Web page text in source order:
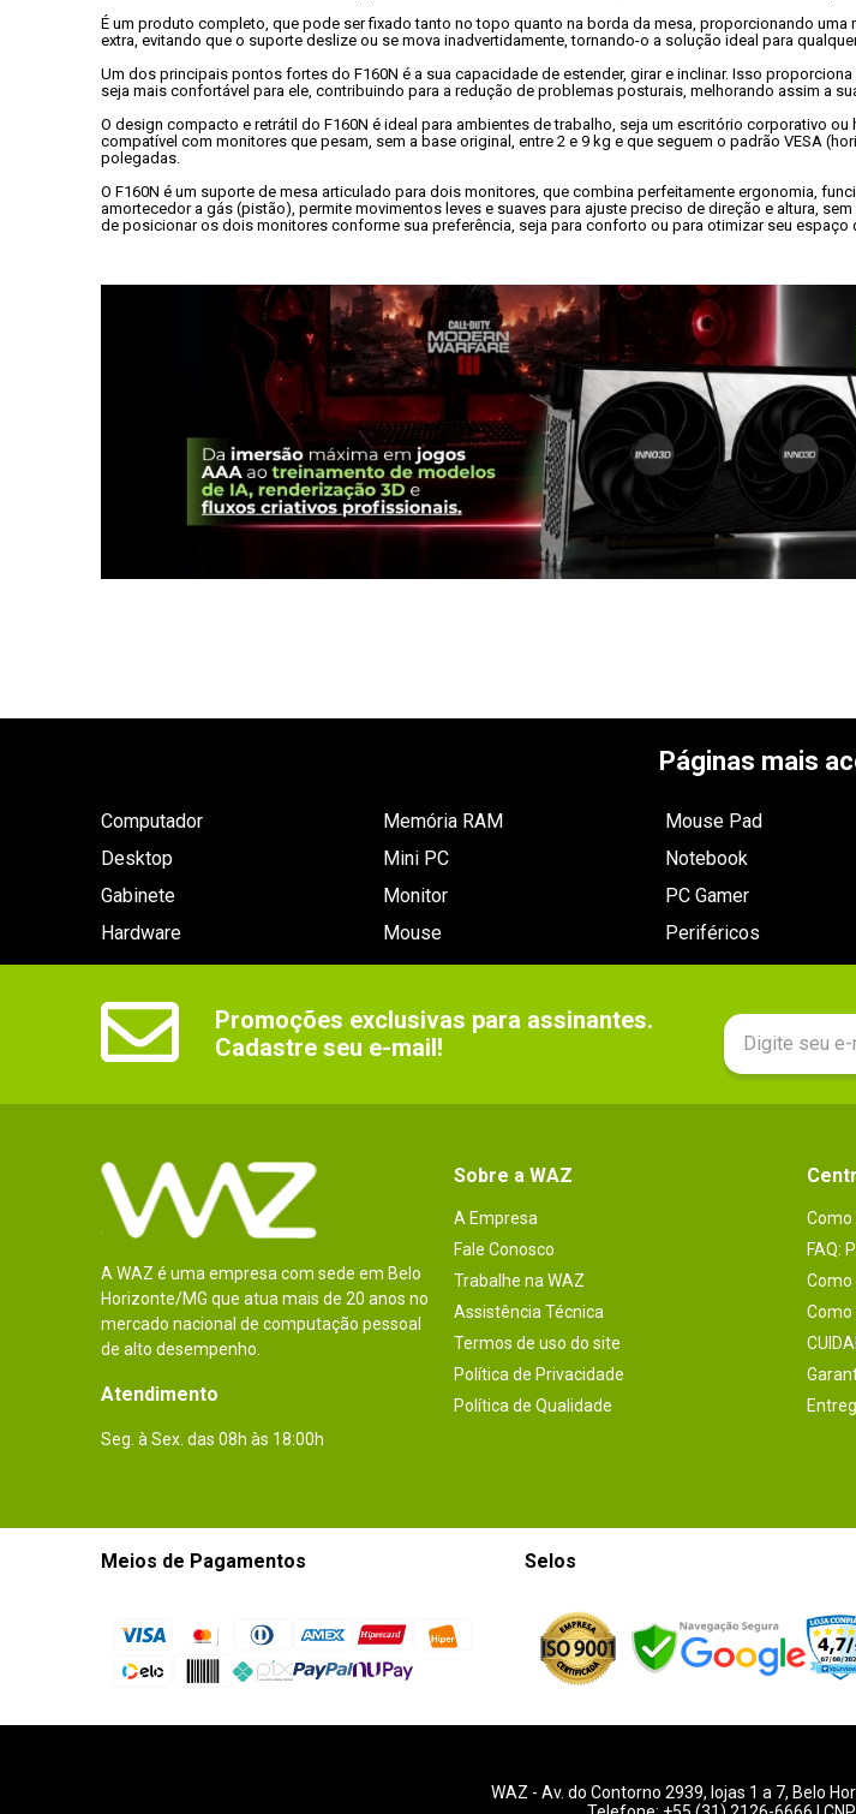
É um produto completo, que pode ser fixado tanto no topo quanto na borda da mesa, proporcionando
extra, evitando que o suporte deslize ou se mova inadvertidamente, tornando-o a solução ideal para
Um dos principais pontos fortes do F160N é a sua capacidade de estender, girar e inclinar. Isso
seja mais confortável para ele, contribuindo para a redução de problemas posturais, melhorando assim a
O design compacto e retrátil do F160N é ideal para ambientes de trabalho, seja um escritório corporativo
compatível com monitores que pesam, sem a base original, entre 2 e 9 kg e que seguem o padrão VESA
polegadas.
O F160N é um suporte de mesa articulado para dois monitores, que combina perfeitamente ergonomia,
amortecedor a gás (pistão), permite movimentos leves e suaves para ajuste preciso de direção e altura,
de posicionar os dois monitores conforme sua preferência, seja para conforto ou para otimizar seu espaço
Páginas mais
Computador
Desktop
Gabinete
Hardware
Memória RAM
Mini PC
Monitor
Mouse
Mouse Pad
Notebook
PC Gamer
Periféricos
Promoções exclusivas para assinantes.
Cadastre seu e-mail!
A WAZ é uma empresa com sede em Belo
Horizonte/MG que atua mais de 20 anos no
mercado nacional de computação pessoal
de alto desempenho.
Atendimento
Seg. à Sex. das 08h às 18:00h
Sobre a WAZ
A Empresa
Fale Conosco
Trabalhe na WAZ
Assistência Técnica
Termos de uso do site
Política de Privacidade
Política de Qualidade
Como
FAQ:
Como
Como
Meios de Pagamentos Selos
WAZ - Av. do Contorno 2939, lojas 1 a 7, Belo